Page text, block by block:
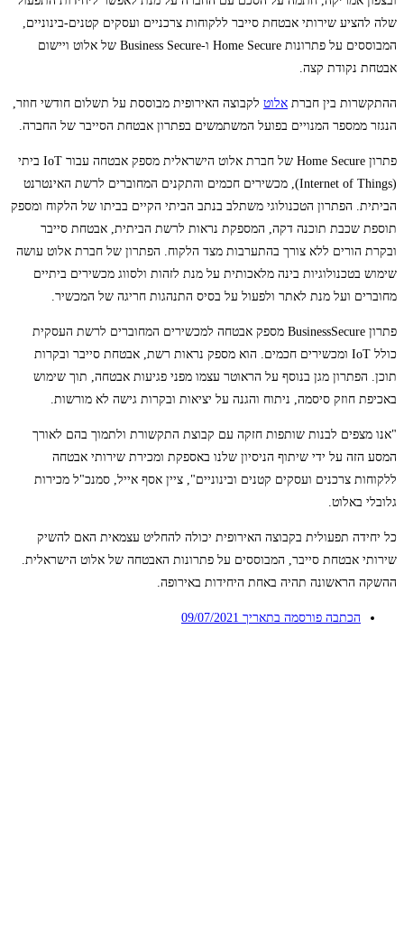
שלה להציע שירותי אבטחת סייבר ללקוחות צרכניים ועסקים קטנים-בינוניים,
המבוססים על פתרונות Home Secure ו-Business Secure של אלוט ויישום
אבטחת נקודת קצה.
ההתקשרות בין חברת אלוט לקבוצה האירופית מבוססת על תשלום חודשי חוזר,
הנגזר ממספר המנויים בפועל המשתמשים בפתרון אבטחת הסייבר של החברה.
פתרון Home Secure של חברת אלוט הישראלית מספק אבטחה עבור IoT ביתי
(Internet of Things), מכשירים חכמים והתקנים המחוברים לרשת האינטרנט
הביתית. הפתרון הטכנולוגי משתלב בנתב הביתי הקיים בביתו של הלקוח ומספק
תוספת שכבת תוכנה דקה, המספקת נראות לרשת הביתית, אבטחת סייבר
ובקרת הורים ללא צורך בהתערבות מצד הלקוח. הפתרון של חברת אלוט עושה
שימוש בטכנולוגיות בינה מלאכותית על מנת לזהות ולסווג מכשירים ביתיים
מחוברים ועל מנת לאתר ולפעול על בסיס התנהגות חריגה של המכשיר.
פתרון BusinessSecure מספק אבטחה למכשירים המחוברים לרשת העסקית
כולל IoT ומכשירים חכמים. הוא מספק נראות רשת, אבטחת סייבר ובקרות
תוכן. הפתרון מגן בנוסף על הראוטר עצמו מפני פגיעות אבטחה, תוך שימוש
באכיפת חוזק סיסמה, ניתוח והגנה על יציאות ובקרות גישה לא מורשות.
"אנו מצפים לבנות שותפות חזקה עם קבוצת התקשורת ולתמוך בהם לאורך
המסע הזה על ידי שיתוף הניסיון שלנו באספקת ומכירת שירותי אבטחה
ללקוחות צרכנים ועסקים קטנים ובינוניים", ציין אסף אייל, סמנכ"ל מכירות
גלובלי באלוט.
כל יחידה תפעולית בקבוצה האירופית יכולה להחליט עצמאית האם להשיק
שירותי אבטחת סייבר, המבוססים על פתרונות האבטחה של אלוט הישראלית.
ההשקה הראשונה תהיה באחת היחידות באירופה.
הכתבה פורסמה בתאריך 09/07/2021